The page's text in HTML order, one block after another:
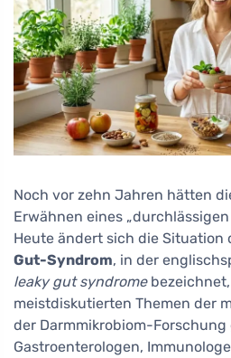
Noch vor zehn Jahren hätten
Erwähnen eines
Heute ändert sich die Situation
Gut-Syndrom, in der
leaky gut syndrome
meistdiskutierten Themen der
der Darmmikrobiom-
Gastroenterologen,